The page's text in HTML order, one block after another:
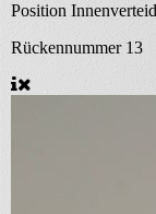
Position
Rückennummer 13